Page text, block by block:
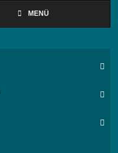
MENÜ